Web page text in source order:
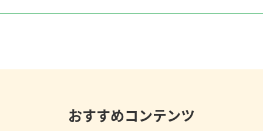
おすすめコンテンツ